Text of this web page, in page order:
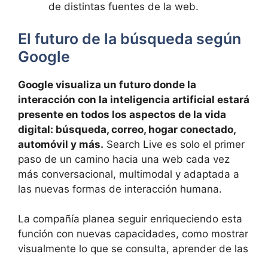
de distintas fuentes de la web.
El futuro de la búsqueda según
Google
Google visualiza un futuro donde la
interacción con la inteligencia artificial estará
presente en todos los aspectos de la vida
digital: búsqueda, correo, hogar conectado,
automóvil y más. Search Live es solo el primer
paso de un camino hacia una web cada vez
más conversacional, multimodal y adaptada a
las nuevas formas de interacción humana.
La compañía planea seguir enriqueciendo esta
función con nuevas capacidades, como mostrar
visualmente lo que se consulta, aprender de las